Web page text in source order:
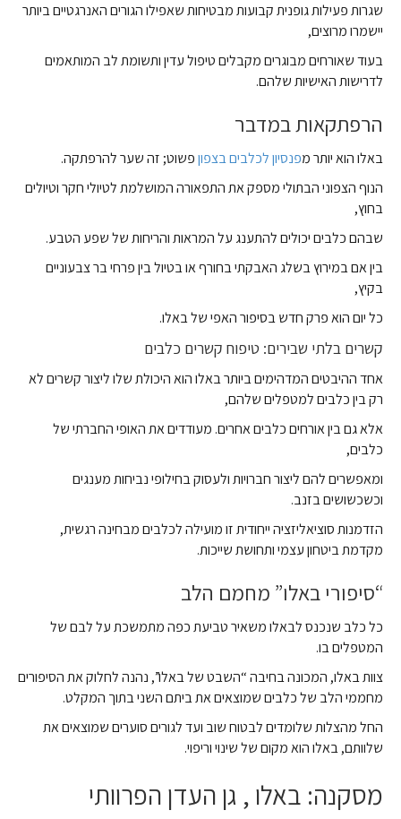
שגרות פעילות גופנית קבועות מבטיחות שאפילו הגורים האנרגטיים ביותר
יישמרו מרוצים,
בעוד שאורחים מבוגרים מקבלים טיפול עדין ותשומת לב המותאמים
לדרישות האישיות שלהם.
הרפתקאות במדבר
באלו הוא יותר מפנסיון לכלבים בצפוןפשוט; זה שער להרפתקה.
הנוף הצפוני הבתולי מספק את התפאורה המושלמת לטיולי חקר וטיולים
בחוץ,
שבהם כלבים יכולים להתענג על המראות והריחות של שפע הטבע.
בין אם במירוץ בשלג האבקתי בחורף או בטיול בין פרחי בר צבעוניים
בקיץ,
כל יום הוא פרק חדש בסיפור האפי של באלו.
קשרים בלתי שבירים: טיפוח קשרים כלבים
אחד ההיבטים המדהימים ביותר באלו הוא היכולת שלו ליצור קשרים לא
רק בין כלבים למטפלים שלהם,
אלא גם בין אורחים כלבים אחרים. מעודדים את האופי החברתי של
כלבים,
ומאפשרים להם ליצור חברויות ולעסוק בחילופי נביחות מענגים
וכשכשושים בזנב.
הזדמנות סוציאליזציה ייחודית זו מועילה לכלבים מבחינה רגשית,
מקדמת ביטחון עצמי ותחושת שייכות.
“סיפורי באלו” מחמם הלב
כל כלב שנכנס לבאלו משאיר טביעת כפה מתמשכת על לבם של
המטפלים בו.
צוות באלו, המכונה בחיבה “השבט של באלו”, נהנה לחלוק את הסיפורים
מחממי הלב של כלבים שמוצאים את ביתם השני בתוך המקלט.
החל מהצלות שלומדים לבטוח שוב ועד לגורים סוערים שמוצאים את
שלוותם, באלו הוא מקום של שינוי וריפוי.
מסקנה: באלו , גן העדן הפרוותי